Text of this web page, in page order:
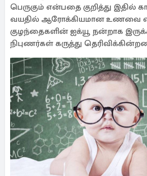
பெருகும் என்பதை குறித்து இதில்
வயதில் ஆரோக்கியமான உணவை
குழந்தைகளின் ஐக்யூ நன்றாக
நிபுணர்கள் கருத்து